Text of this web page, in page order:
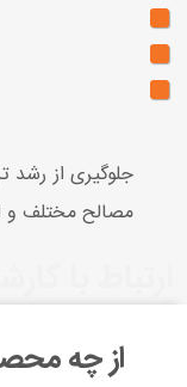
جلوگیری از
مصالح مختلف و
از چه